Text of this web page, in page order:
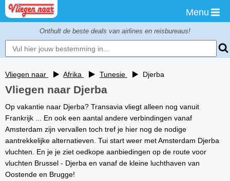
Menu
Onthult de beste deals van airlines en reisbureaus!
Vliegen naar Afrika Tunesie Djerba
Vliegen naar Djerba
Op vakantie naar Djerba? Transavia vliegt alleen nog vanuit
Frankrijk ... En ook een aantal andere verbindingen vanaf
Amsterdam zijn vervallen toch tref je hier nog de nodige
aantrekkelijke alternatieven. Tui start weer met Amsterdam Djerba
vluchten. En je je ziet oedkope aanbiedingen op de route voor
vluchten Brussel - Djerba en vanaf de kleine luchthaven van
Oostende en Brugge!